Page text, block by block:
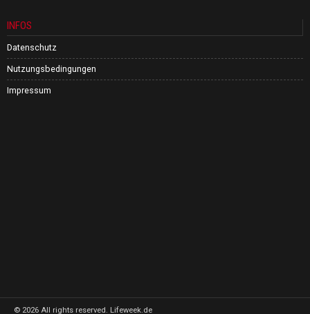
INFOS
Datenschutz
Nutzungsbedingungen
Impressum
© 2026 All rights reserved. Lifeweek.de